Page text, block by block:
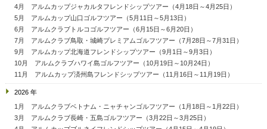
4月 アルムカップジャカルタフレンドシップツアー（4月18日～4月25日）
5月 アルムカップ山口ゴルフツアー（5月11日～5月13日）
6月 アルムクラブトルコゴルフツアー（6月15日～6月20日）
7月 アルムクラブ鳥取・城崎プレミアムゴルフツアー（7月28日～7月31日）
9月 アルムカップ北海道フレンドシップツアー（9月1日～9月3日）
10月 アルムクラブハワイ島ゴルフツアー（10月19日～10月24日）
11月 アルムカップ済州島フレンドシップツアー（11月16日～11月19日）
2026 年
1月 アルムクラブベトナム・ニャチャンゴルフツアー（1月18日～1月22日）
3月 アルムクラブ長崎・五島ゴルフツアー（3月22日～3月25日）